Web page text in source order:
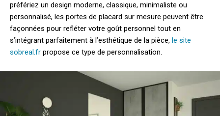
préfériez un design moderne, classique, minimaliste ou
personnalisé, les portes de placard sur mesure peuvent être
façonnées pour refléter votre goût personnel tout en
s’intégrant parfaitement à l’esthétique de la pièce, le site
sobreal.fr propose ce type de personnalisation.